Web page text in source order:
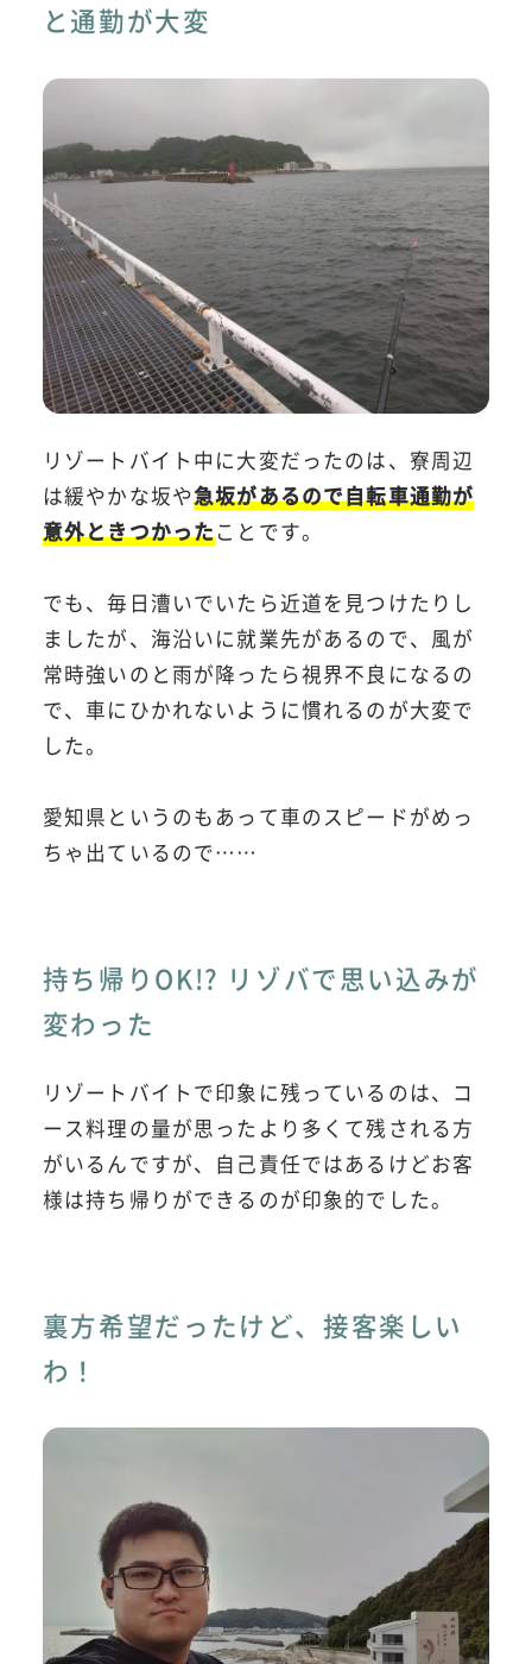
と通勤が大変
リゾートバイト中に大変だったのは、寮周辺
は緩やかな坂や急坂があるので自転車通勤が
意外ときつかったことです。
でも、毎日漕いでいたら近道を見つけたりし
ましたが、海沿いに就業先があるので、風が
常時強いのと雨が降ったら視界不良になるの
で、車にひかれないように慣れるのが大変で
した。
愛知県というのもあって車のスピードがめっ
ちゃ出ているので……
持ち帰りOK!? リゾバで思い込みが
変わった
リゾートバイトで印象に残っているのは、コ
ース料理の量が思ったより多くて残される方
がいるんですが、自己責任ではあるけどお客
様は持ち帰りができるのが印象的でした。
裏方希望だったけど、接客楽しい
わ！